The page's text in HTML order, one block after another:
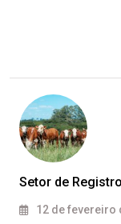
Setor de
12 de fevereiro